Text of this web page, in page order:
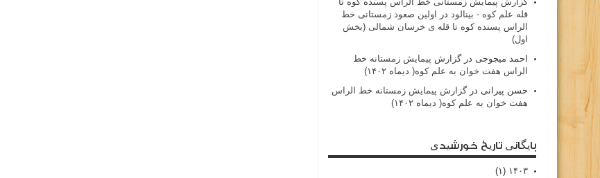
قله علم کوه - بينالود در
اولین صعود زمستانی خط
الراس پسنده کوه تا قله ی خرسان شمالی (بخش
اول)
احمد میجوجی درگزارش پیمایش زمستانه خط
الراس هفت خوان به علم کوه( دیماه ۱۴۰۲)
حسن پیرانی درگزارش پیمایش زمستانه خط الراس
هفت خوان به علم کوه( دیماه ۱۴۰۲)
بایگانی تاریخ خورشیدی
۱۴۰۳ (۱)